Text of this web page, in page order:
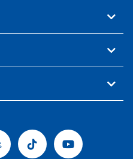
SnapchatTiktok Youtube